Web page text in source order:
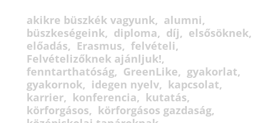
akikre büszkék vagyunk
alumni
büszkeségeink
diploma díj
elsősöknek
előadás
Erasmus
felvételi
Felvételizőknek ajánljuk!
fenntarthatóság
GreenLike
gyakorlat
gyakornok
idegen nyelv
kapcsolat
karrier
konferencia
kutatás
körforgásos
körforgásos gazdaság